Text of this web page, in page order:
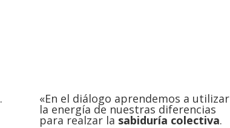
«En el diálogo aprendemos a utilizar
la energía de nuestras diferencias
para realzar la sabiduría colectiva.